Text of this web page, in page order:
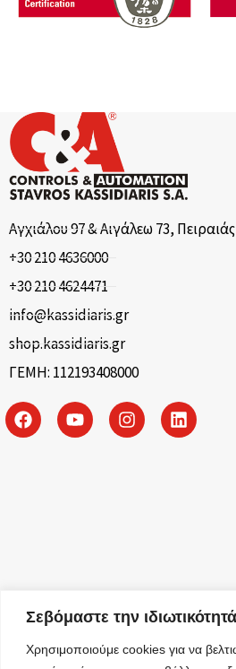
Σεβόμαστε την
Χρησιμοποιούμε cookies για να
Αγχιάλου 97 & Αιγάλεω 73, Πειραιάς
+30 210 4636000
+30 210 4624471
info@kassidiaris.gr
shop.kassidiaris.gr
ΓΕΜΗ: 112193408000